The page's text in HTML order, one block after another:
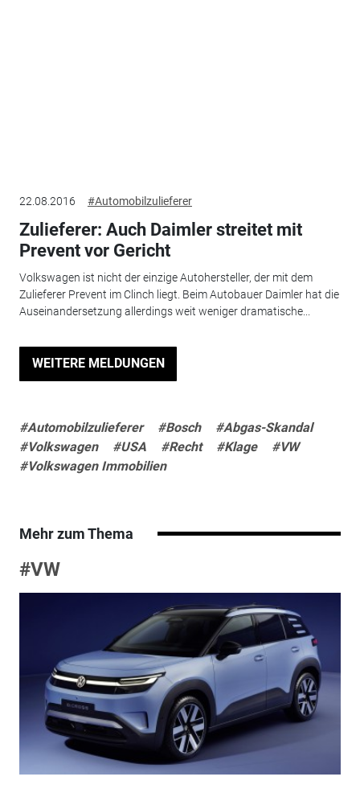
22.08.2016 #Automobilzulieferer
Zulieferer: Auch Daimler streitet mit
Prevent vor Gericht
Volkswagen ist nicht der einzige Autohersteller, der mit dem
Zulieferer Prevent im Clinch liegt. Beim Autobauer Daimler hat die
Auseinandersetzung allerdings weit weniger dramatische...
WEITERE MELDUNGEN
#Automobilzulieferer #Bosch
#Abgas-Skandal
#Volkswagen
#USA #Recht #Klage
#VW
#Volkswagen Immobilien
Mehr zum Thema
#VW